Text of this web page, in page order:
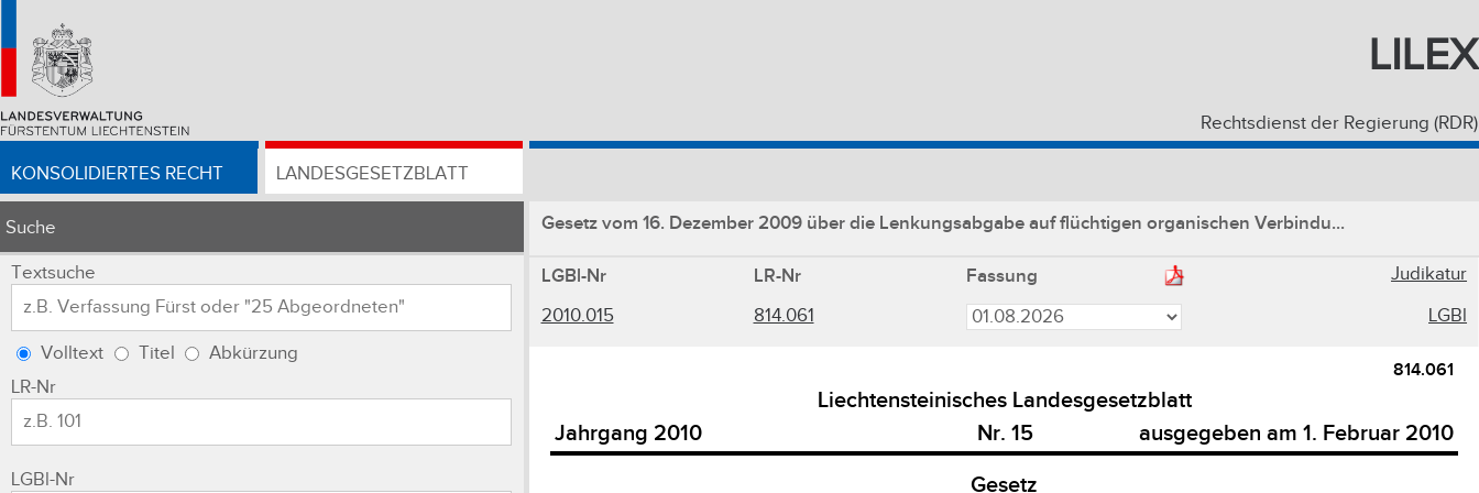
LILEX
Rechtsdienst der Regierung (RDR)
KONSOLIDIERTES RECHT LANDESGESETZBLATT
Suche
Textsuche
Volltext Titel
Abkürzung
LR-Nr
LGBl-Nr
Gesetz vom 16. Dezember 2009 über die Lenkungsabgabe auf flüchtigen organischen Verbindu...
LGBl-Nr LR-Nr Fassung
Judikatur
2010.015
814.061 LGBl